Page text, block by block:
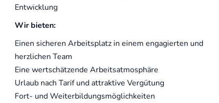
Entwicklung
Wir bieten:
Einen sicheren Arbeitsplatz in einem engagierten und
herzlichen Team
Eine wertschätzende Arbeitsatmosphäre
Urlaub nach Tarif und attraktive Vergütung
Fort- und Weiterbildungsmöglichkeiten